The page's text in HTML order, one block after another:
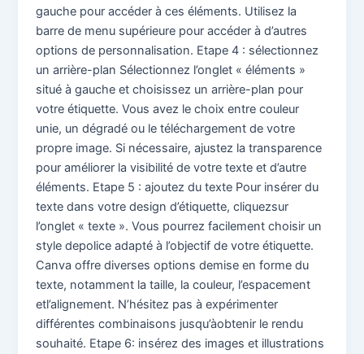
gauche pour accéder à ces éléments. Utilisez la
barre de menu supérieure pour accéder à d’autres
options de personnalisation. Etape 4 : sélectionnez
un arrière-plan Sélectionnez l’onglet « éléments »
situé à gauche et choisissez un arrière-plan pour
votre étiquette. Vous avez le choix entre couleur
unie, un dégradé ou le téléchargement de votre
propre image. Si nécessaire, ajustez la transparence
pour améliorer la visibilité de votre texte et d’autre
éléments. Etape 5 : ajoutez du texte Pour insérer du
texte dans votre design d’étiquette, cliquezsur
l’onglet « texte ». Vous pourrez facilement choisir un
style depolice adapté à l’objectif de votre étiquette.
Canva offre diverses options demise en forme du
texte, notamment la taille, la couleur, l’espacement
etl’alignement. N’hésitez pas à expérimenter
différentes combinaisons jusqu’àobtenir le rendu
souhaité. Etape 6: insérez des images et illustrations